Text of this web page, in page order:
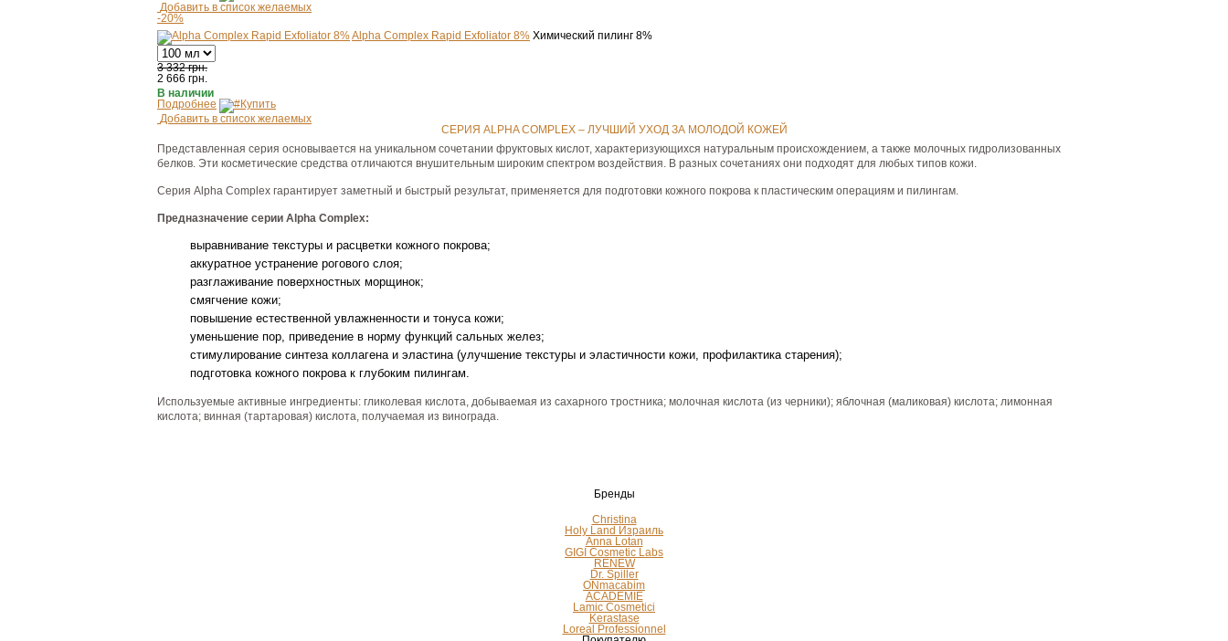
Добавить в список желаемых
-20%
Alpha Complex Rapid Exfoliator 8% Химический пилинг 8%
3 332 грн.
2 666 грн.
В наличии
Подробнее
Купить
Добавить в список желаемых
СЕРИЯ ALPHA COMPLEX – ЛУЧШИЙ УХОД ЗА МОЛОДОЙ КОЖЕЙ
Представленная серия основывается на уникальном сочетании фруктовых кислот, характеризующихся натуральным происхождением, а также молочных гидролизованных
белков. Эти косметические средства отличаются внушительным широким спектром воздействия. В разных сочетаниях они подходят для любых типов кожи.
Серия Alpha Complex гарантирует заметный и быстрый результат, применяется для подготовки кожного покрова к пластическим операциям и пилингам.
Предназначение серии Alpha Complex:
выравнивание текстуры и расцветки кожного покрова;
аккуратное устранение рогового слоя;
разглаживание поверхностных морщинок;
смягчение кожи;
повышение естественной увлажненности и тонуса кожи;
уменьшение пор, приведение в норму функций сальных желез;
стимулирование синтеза коллагена и эластина (улучшение текстуры и эластичности кожи, профилактика старения);
подготовка кожного покрова к глубоким пилингам.
Используемые активные ингредиенты: гликолевая кислота, добываемая из сахарного тростника; молочная кислота (из черники); яблочная (маликовая) кислота; лимонная
кислота; винная (тартаровая) кислота, получаемая из винограда.
Бренды
Christina
Holy Land Израиль
Anna Lotan
GIGI Cosmetic Labs
RENEW
Dr. Spiller
ONmacabim
ACADEMIE
Lamic Cosmetici
Kerastase
Loreal Professionnel